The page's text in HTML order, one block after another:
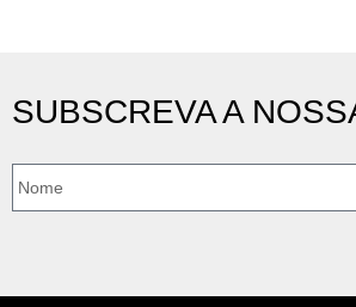
SUBSCREVA A